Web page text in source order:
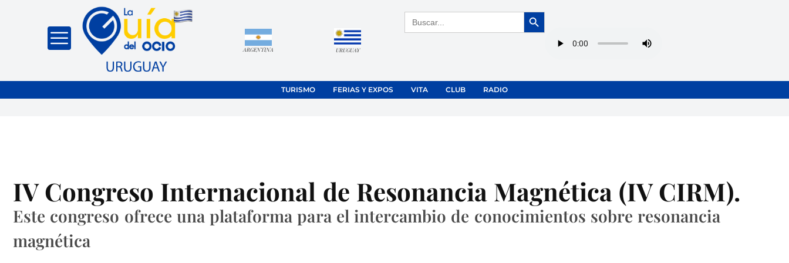
ARGENTINA URUGUAY
Buscar: Botón de búsqueda
TURISMO FERIAS Y EXPOS VITA CLUB RADIO
IV Congreso Internacional de Resonancia Magnética (IV CIRM).
Este congreso ofrece una plataforma para el intercambio de conocimientos sobre resonancia
magnética